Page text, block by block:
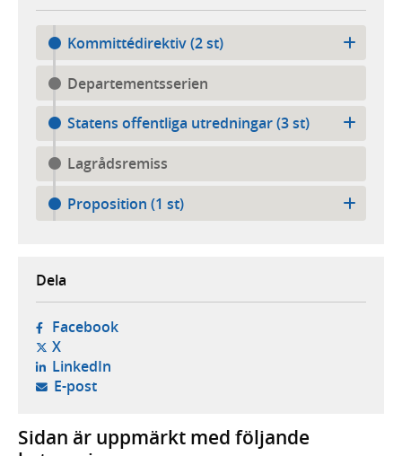
Kommittédirektiv (2 st)
Departementsserien
Statens offentliga utredningar (3 st)
Lagrådsremiss
Proposition (1 st)
Dela
Facebook- öppnas i ny flik, extern webbplats,
X- öppnas i ny flik, extern webbplats,
LinkedIn- öppnas i ny flik, extern webbplats,
E-post- öppnar din e-postklient,
Sidan är uppmärkt med följande